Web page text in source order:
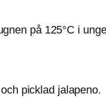
på 125°C i
picklad jalapeno.